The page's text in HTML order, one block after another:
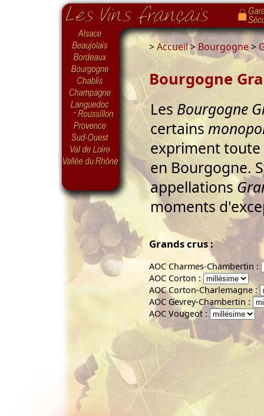
>Accueil>Bourgogne>
Bourgogne
Les Bourgogne
certains
expriment toute
en Bourgogne.
appellations
moments
Grands crus :
AOC Charmes-Chambertin :
AOC Corton :
AOC Corton-Charlemagne :
AOC Gevrey-Chambertin :
AOC Vougeot :